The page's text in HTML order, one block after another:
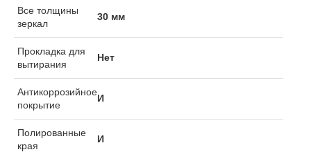
Все толщины
зеркал
30 мм
Прокладка для
вытирания
Нет
Антикоррозийное
покрытие
И
Полированные
края
И